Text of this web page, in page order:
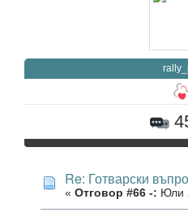
Re: Готварски
« Отговор #66 -: Юли